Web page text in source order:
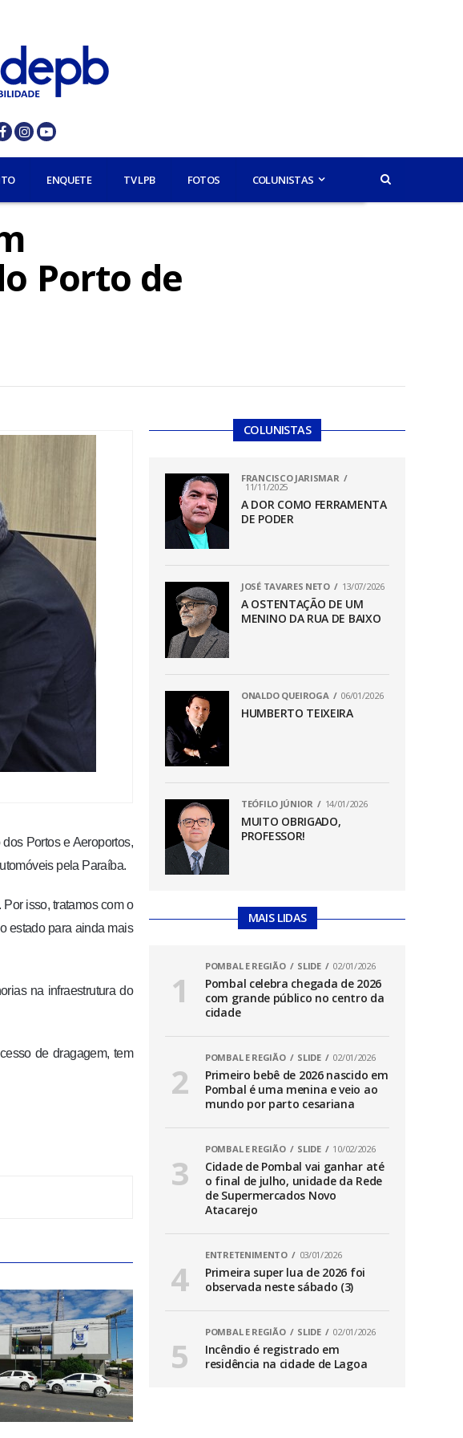
ENQUETE TV LPB FOTOS COLUNISTAS
Porto de
Portos e Aeroportos,
pela Paraíba.
isso, tratamos com o
estado para ainda mais
na infraestrutura do
de dragagem, tem
COLUNISTAS
FRANCISCO JARISMAR
11/11/2025
A DOR COMO FERRAMENTA
DE PODER
JOSÉ TAVARES NETO 13/07/2026
A OSTENTAÇÃO DE UM
MENINO DA RUA DE BAIXO
ONALDO QUEIROGA 06/01/2026
HUMBERTO TEIXEIRA
TEÓFILO JÚNIOR 14/01/2026
MUITO OBRIGADO,
PROFESSOR!
MAIS LIDAS
POMBAL E REGIÃO SLIDE 02/01/2026
Pombal celebra chegada de 2026
com grande público no centro da
cidade
POMBAL E REGIÃO SLIDE 02/01/2026
Primeiro bebê de 2026 nascido em
Pombal é uma menina e veio ao
mundo por parto cesariana
POMBAL E REGIÃO SLIDE 10/02/2026
Cidade de Pombal vai ganhar até
o final de julho, unidade da Rede
de Supermercados Novo
Atacarejo
ENTRETENIMENTO 03/01/2026
Primeira super lua de 2026 foi
observada neste sábado (3)
POMBAL E REGIÃO SLIDE 02/01/2026
Incêndio é registrado em
residência na cidade de Lagoa